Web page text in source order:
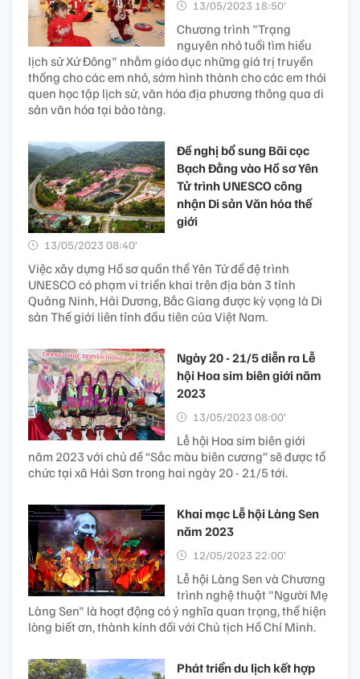
13/05/2023 18:50’
Chương trình "Trạng
nguyên nhỏ tuổi tìm hiểu
lịch sử Xứ Đông" nhằm giáo dục những giá trị truyền
thống cho các em nhỏ, sớm hình thành cho các em thói
quen học tập lịch sử, văn hóa địa phương thông qua di
sản văn hóa tại bảo tàng.
Đề nghị bổ sung Bãi cọc
Bạch Đằng vào Hồ sơ Yên
Tử trình UNESCO công
nhận Di sản Văn hóa thế
giới
13/05/2023 08:40’
Việc xây dựng Hồ sơ quần thể Yên Tử để đệ trình
UNESCO có phạm vi triển khai trên địa bàn 3 tỉnh
Quảng Ninh, Hải Dương, Bắc Giang được kỳ vọng là Di
sản Thế giới liên tỉnh đầu tiên của Việt Nam.
Ngày 20 - 21/5 diễn ra Lễ
hội Hoa sim biên giới năm
2023
13/05/2023 08:00’
Lễ hội Hoa sim biên giới
năm 2023 với chủ đề “Sắc màu biên cương” sẽ được tổ
chức tại xã Hải Sơn trong hai ngày 20 - 21/5 tới.
Khai mạc Lễ hội Làng Sen
năm 2023
12/05/2023 22:00’
Lễ hội Làng Sen và Chương
trình nghệ thuật "Người Mẹ
Làng Sen" là hoạt động có ý nghĩa quan trọng, thể hiện
lòng biết ơn, thành kính đối với Chủ tịch Hồ Chí Minh.
Phát triển du lịch kết hợp